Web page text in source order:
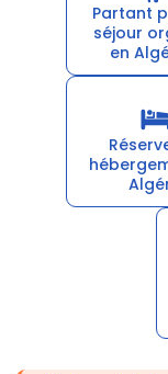
Partant
séjour
en